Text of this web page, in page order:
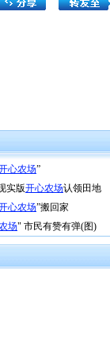
心农场”
实版开心农场认领田地
心农场”搬回家
场" 市民有赞有弹(图)